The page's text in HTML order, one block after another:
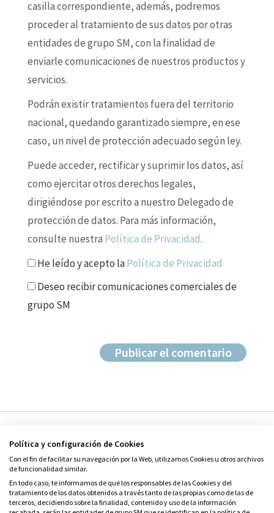
casilla correspondiente, además, podremos
proceder al tratamiento de sus datos por otras
entidades de grupo SM, con la finalidad de
enviarle comunicaciones de nuestros productos y
servicios.
Podrán existir tratamientos fuera del territorio
nacional, quedando garantizado siempre, en ese
caso, un nivel de protección adecuado según ley.
Puede acceder, rectificar y suprimir los datos, así
como ejercitar otros derechos legales,
dirigiéndose por escrito a nuestro Delegado de
protección de datos. Para más información,
consulte nuestra Política de Privacidad.
He leído y acepto laPolítica de Privacidad
Deseo recibir comunicaciones comerciales de
grupo SM
© Grupo SM
Política y configuración de Cookies
Con el fin de facilitar su navegación por la Web, utilizamos Cookies u otros archivos
de funcionalidad similar.
En todo caso, te informamos de que los responsables de las Cookies y del
tratamiento de los datos obtenidos a través tanto de las propias como de las de
terceros, decidiendo sobre la finalidad, contenido y uso de la información